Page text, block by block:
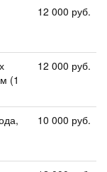
12 000 руб.
(1
12 000 руб.
10 000 руб.